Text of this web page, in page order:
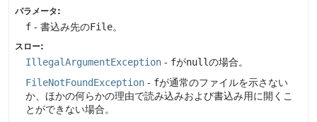
パラメータ:
f - 書込み先のFile。
スロー:
IllegalArgumentException - fがnullの場合。
FileNotFoundException - fが通常のファイルを示さない
か、ほかの何らかの理由で読み込みおよび書込み用に開くこ
とができない場合。